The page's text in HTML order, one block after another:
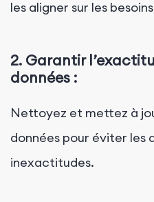
les aligner sur les
2. Garantir
données :
Nettoyez et mettez à
données pour éviter les
inexactitudes.